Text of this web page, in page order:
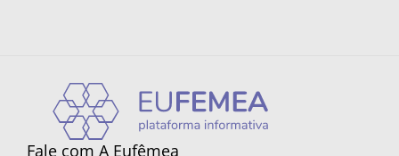
Fale com A Eufêmea